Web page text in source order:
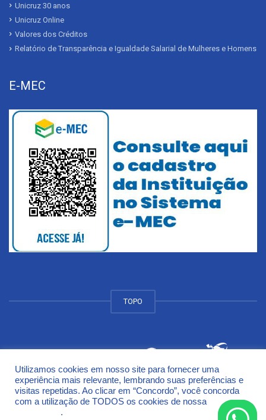
Unicruz 30 anos
Unicruz Online
Valores dos Créditos
Relatório de Transparência e Igualdade Salarial de Mulheres e Homens
E-MEC
TOPO
© 2018 Universidade de Cruz Alta - UNICRUZ Campus
Rodovia Municipal Jacob Della Méa, km 5.6 - Parada Benito
Cruz Alta - Rio Grande do Sul - CEP 98005-972
Utilizamos cookies em nosso site para fornecer uma
experiência mais relevante, lembrando suas preferências e
visitas repetidas. Ao clicar em “Concordo”, você concorda
com a utilização de TODOS os cookies de nossa
Política de
.